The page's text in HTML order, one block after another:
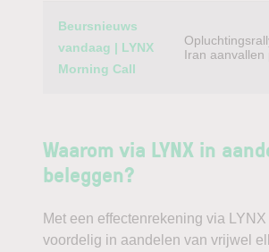
Beursnieuws
vandaag | LYNX
Morning Call
Iran aanvallen
Waarom via LYNX in
beleggen?
Met een effectenrekening via
voordelig in aandelen van vrijwel